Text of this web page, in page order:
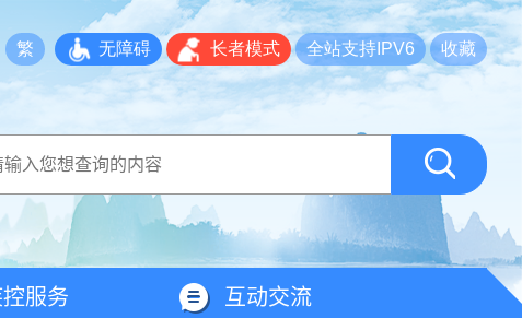
繁 无障碍 长者模式 全站支持IPV6 收藏
服务 互动交流